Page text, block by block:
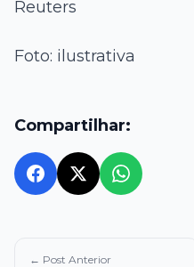
Reuters
Foto: ilustrativa
Compartilhar:
← Post Anterior